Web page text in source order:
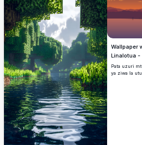
kwa
simu kwa
anga tulivu.
mazingira
Wallpaper
Linalotua -
Pata uzuri
ya ziwa la